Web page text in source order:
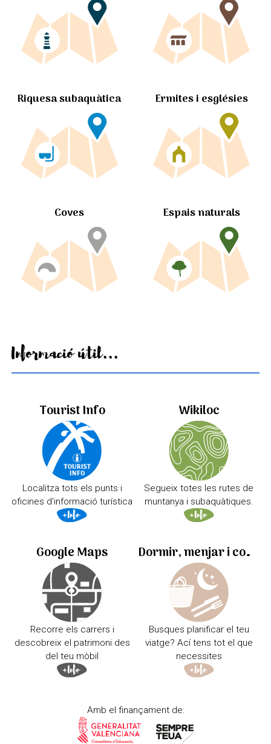
Riquesa subaquàtica Ermites i esglésies
Coves Espais naturals
Informació útil...
Tourist Info
Localitza tots els punts i
oficines d'informació turística
Wikiloc
Segueix totes les rutes de
muntanya i subaquàtiques.
Google Maps
Recorre els carrers i
descobreix el patrimoni des
del teu mòbil
Dormir, menjar i comprar
Busques planificar el teu
viatge? Ací tens tot el que
necessites
Amb el finançament de: